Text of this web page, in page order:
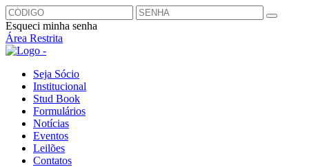
Esqueci minha senha
Área Restrita
Seja Sócio
Institucional
Stud Book
Formulários
Notícias
Eventos
Leilões
Contatos